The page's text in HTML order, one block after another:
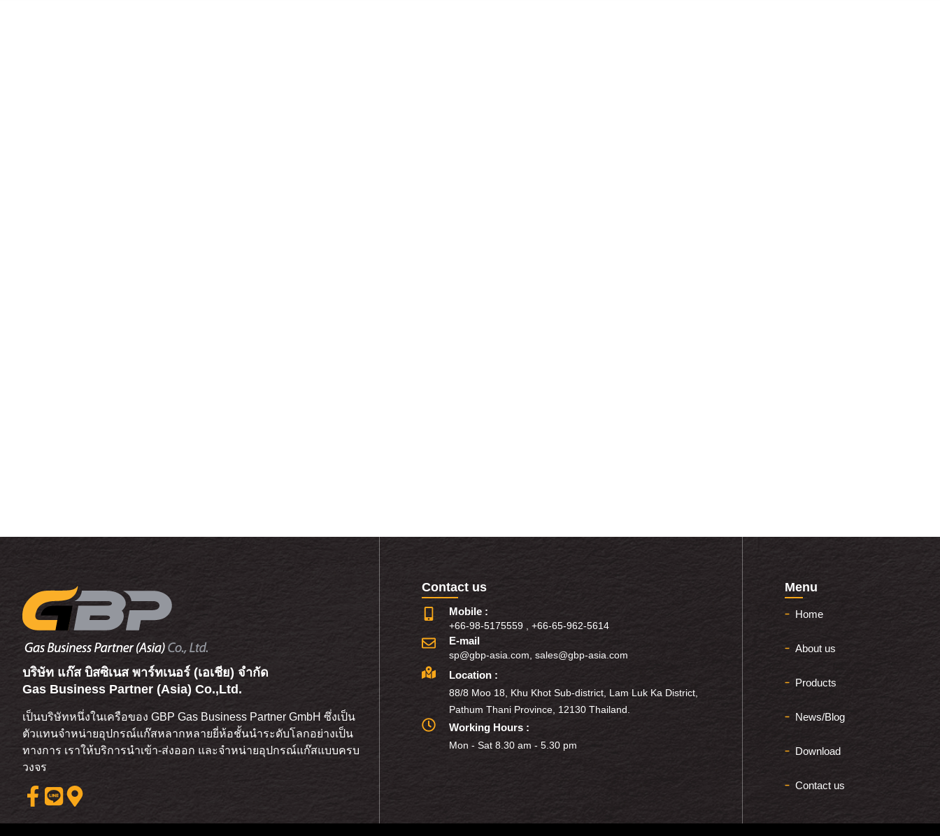
บริษัท แก๊ส บิสซิเนส พาร์ทเนอร์ (เอเชีย) จำกัด
Gas Business Partner (Asia) Co.,Ltd.
เป็นบริษัทหนึ่งในเครือของ GBP Gas Business Partner GmbH ซึ่งเป็น
ตัวแทนจำหน่ายอุปกรณ์แก๊สหลากหลายยี่ห้อชั้นนำระดับโลกอย่างเป็น
ทางการ เราให้บริการนำเข้า-ส่งออก และจำหน่ายอุปกรณ์แก๊สแบบครบ
วงจร
Contact us
Mobile :
+66-98-5175559 +66-65-962-5614
E-mail
sp@gbp-asia.com sales@gbp-asia.com
Location :
88/8 Moo 18, Khu Khot Sub-district, Lam Luk Ka District,
Pathum Thani Province, 12130 Thailand.
Working Hours :
Mon - Sat 8.30 am - 5.30 pm
Menu
Home
About us
Products
News/Blog
Download
Contact us